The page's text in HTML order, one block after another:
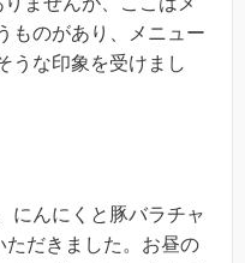
ものがあり、メニュー
うな印象を受けまし
にんにくと豚バラチャ
だきました。お昼の